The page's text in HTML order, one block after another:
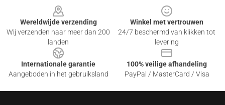
Wereldwijde verzending
Wij verzenden naar meer dan 200
landen
Winkel met vertrouwen
24/7 beschermd van klikken tot
levering
Internationale garantie
Aangeboden in het gebruiksland
100% veilige afhandeling
PayPal / MasterCard / Visa